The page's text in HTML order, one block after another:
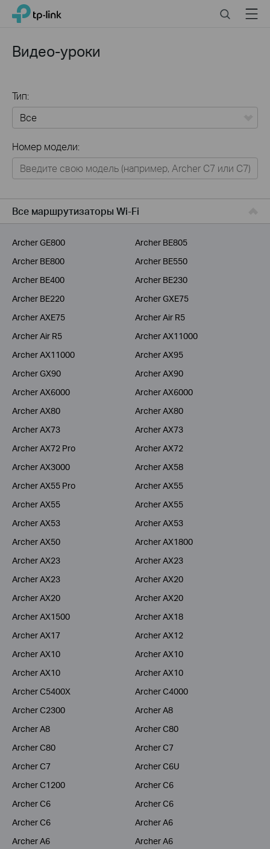
Click
navigation
TP-Link, Reliably Smart SearchMenu
Видео-уроки
Тип:
Для дома
Умный дом
Для операторов связи
Номер модели:
Все маршрутизаторы Wi-Fi
Archer GE800
Archer BE805
Archer BE800
Archer BE550
Archer BE400
Archer BE230
Archer BE220
Archer GXE75
Archer AXE75
Archer Air R5
Archer Air R5
Archer AX11000
Archer AX11000
Archer AX95
Archer GX90
Archer AX90
Archer AX6000
Archer AX6000
Archer AX80
Archer AX80
Archer AX73
Archer AX73
Archer AX72 Pro
Archer AX72
Archer AX3000
Archer AX58
Archer AX55 Pro
Archer AX55
Archer AX55
Archer AX55
Archer AX53
Archer AX53
Archer AX50
Archer AX1800
Archer AX23
Archer AX23
Archer AX23
Archer AX20
Archer AX20
Archer AX20
Archer AX1500
Archer AX18
Archer AX17
Archer AX12
Archer AX10
Archer AX10
Archer AX10
Archer AX10
Archer C5400X
Archer C4000
Archer C2300
Archer A8
Archer A8
Archer C80
Archer C80
Archer C7
Archer C7
Archer C6U
Archer C1200
Archer C6
Archer C6
Archer C6
Archer C6
Archer A6
Archer A6
Archer A6